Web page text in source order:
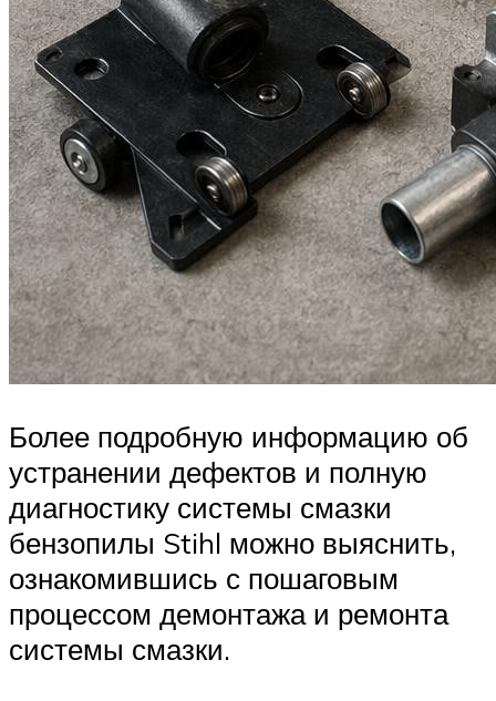
Более подробную информацию об
устранении дефектов и полную
диагностику системы смазки
бензопилы Stihl можно выяснить,
ознакомившись с пошаговым
процессом демонтажа и ремонта
системы смазки.